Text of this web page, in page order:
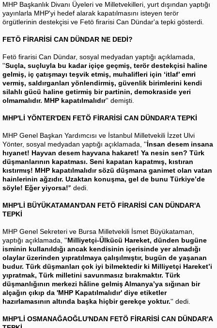
MHP Başkanlık Divanı Üyeleri ve Milletvekilleri, yurt dışından yaptığı
yayınlarla MHP'yi hedef alarak kapatılmasını isteyen terör
örgütlerinin destekçisi ve Fetö firarisi Can Dündar'a tepki gösterdi.
FETÖ FİRARİSİ CAN DÜNDAR NE DEDİ?
Fetö firarisi Can Dündar, sosyal medyadan yaptığı açıklamada,
''Suçla, suçluyla bu kadar içiçe geçmiş, terör destekçisi haline
gelmiş, iç çatışmayı teşvik etmiş, muhalifleri için ‘itlaf’ emri
vermiş, saldırganları yönlendirmiş, güvenlik birimlerini kendi
silahlı gücü haline getirmiş bir partinin, demokraside yeri
olmamalıdır. MHP kapatılmalıdır'' demişti.
MHP'Lİ YÖNTER'DEN FETÖ FİRARİSİ CAN DÜNDAR'A TEPKİ
MHP Genel Başkan Yardımcısı ve İstanbul Milletvekili İzzet Ulvi
Yönter, sosyal medyadan yaptığı açıklamada, ''İnsan desem insana
hıyanet! Hayvan desem hayvana hakaret! Ya nesin sen? Türk
düşmanlarının kapatması. Seni kapatan kapatmış, kıstıran
kıstırmış! MHP kapatılmalıdır sözü düşmana ganimet olan vatan
hainlerinin ağzıdır. Uzaktan konuşma, gel de bunu Türkiye’de
söyle! Eğer yiyorsa!'' dedi.
MHP'Lİ BÜYÜKATAMAN'DAN FETÖ FİRARİSİ CAN DÜNDAR'A
TEPKİ
MHP Genel Sekreteri ve Bursa Milletvekili İsmet Büyükataman,
yaptığı açıklamada, ''Milliyetçi-Ülkücü Hareket, dünden bugüne
isminin kullanıldığı ancak kendisinin içerisinde yer almadığı
olaylar üzerinden yıpratılmaya çalışılmıştır, bugün de yaşanan
budur. Türk düşmanları çok iyi bilmektedir ki Milliyetçi Hareket’i
yıpratmak, Türk milletini savunmasız bırakmaktır. Türk
düşmanlığının merkezi hâline gelmiş Almanya’ya sığınan bir
alçağın çıkıp da 'MHP Kapatılmalıdır' diye etiketler
hazırlamasının altında başka hiçbir gerekçe yoktur.'' dedi.
MHP'Lİ OSMANAĞAOĞLU'NDAN FETÖ FİRARİSİ CAN DÜNDAR'A